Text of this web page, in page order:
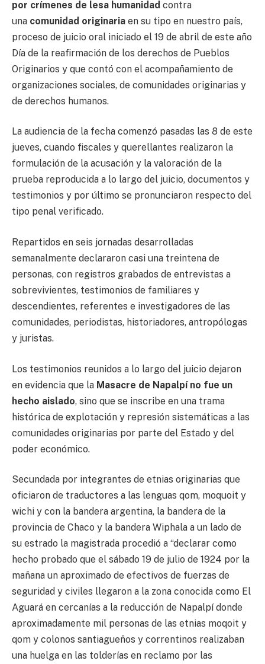
por crímenes de lesa humanidad contra
una comunidad originaria en su tipo en nuestro país,
proceso de juicio oral iniciado el 19 de abril de este año
Día de la reafirmación de los derechos de Pueblos
Originarios y que contó con el acompañamiento de
organizaciones sociales, de comunidades originarias y
de derechos humanos.
La audiencia de la fecha comenzó pasadas las 8 de este
jueves, cuando fiscales y querellantes realizaron la
formulación de la acusación y la valoración de la
prueba reproducida a lo largo del juicio, documentos y
testimonios y por último se pronunciaron respecto del
tipo penal verificado.
Repartidos en seis jornadas desarrolladas
semanalmente declararon casi una treintena de
personas, con registros grabados de entrevistas a
sobrevivientes, testimonios de familiares y
descendientes, referentes e investigadores de las
comunidades, periodistas, historiadores, antropólogas
y juristas.
Los testimonios reunidos a lo largo del juicio dejaron
en evidencia que la Masacre de Napalpí no fue un
hecho aislado, sino que se inscribe en una trama
histórica de explotación y represión sistemáticas a las
comunidades originarias por parte del Estado y del
poder económico.
Secundada por integrantes de etnias originarias que
oficiaron de traductores a las lenguas qom, moquoit y
wichi y con la bandera argentina, la bandera de la
provincia de Chaco y la bandera Wiphala a un lado de
su estrado la magistrada procedió a “declarar como
hecho probado que el sábado 19 de julio de 1924 por la
mañana un aproximado de efectivos de fuerzas de
seguridad y civiles llegaron a la zona conocida como El
Aguará en cercanías a la reducción de Napalpí donde
aproximadamente mil personas de las etnias moqoit y
qom y colonos santiagueños y correntinos realizaban
una huelga en las tolderías en reclamo por las